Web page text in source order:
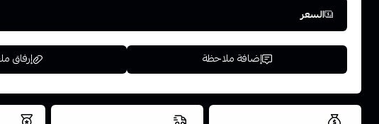
السعر
إضافة ملاحظة إرفاق